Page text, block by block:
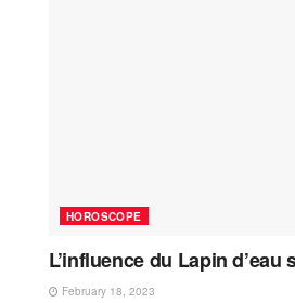
HOROSCOPE
L’influence du Lapin
February 18, 2023